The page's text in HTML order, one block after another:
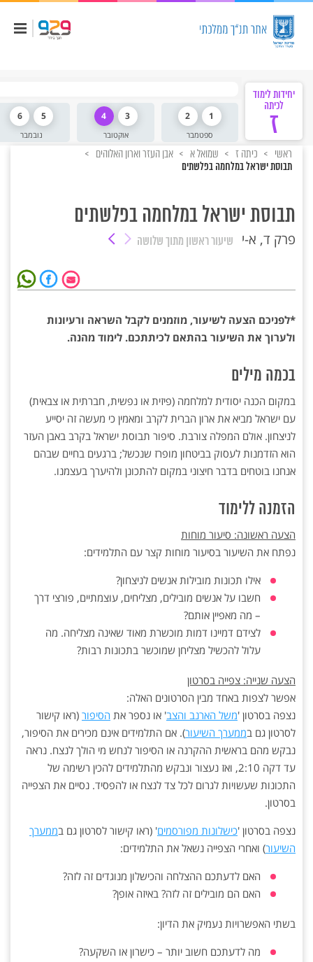
יחידות לימוד
לכיתה
ז ספטמבר
1
2
אוקטובר
3
4
נובמבר
5
6
ראשי כיתה ז שמואל א אבן העזר וארון האלוהים
תבוסת ישראל במלחמה בפלשתים
תבוסת ישראל במלחמה בפלשתים
פרק ד, א-י שיעור ראשון מתוך שלושה
*לפניכם הצעה לשיעור, מוזמנים לקבל השראה ורעיונות
ולערוך את השיעור בהתאם לכיתתכם. לימוד מהנה.
בכמה מילים
במקום הכנה יסודית למלחמה (פיזית או נפשית, חברתית או צבאית)
עם ישראל מביא את ארון הברית לקרב ומאמין כי מעשה זה יסייע
לניצחון. אולם המפלה צורבת. סיפור תבוסת ישראל בקרב באבן העזר
הוא הזדמנות לעסוק בביטחון מופרז שנכשל; ברגעים בחיים שבהם
אנחנו בוטחים בדבר חיצוני במקום להתכונן ולהיערך בעצמנו.
הזמנה ללימוד
הצעה ראשונה: סיעור מוחות
נפתח את השיעור בסיעור מוחות קצר עם התלמידים:
אילו תכונות מובילות אנשים לניצחון?
חשבו על אנשים מובילים, מצליחים, עוצמתיים, פורצי דרך
– מה מאפיין אותם?
לצידם דמיינו דמות מוכשרת מאוד שאינה מצליחה. מה
עלול להכשיל מצליחן שמוכשר בתכונות רבות?
הצעה שנייה: צפייה בסרטון
אפשר לצפות באחד מבין הסרטונים האלה:
נצפה בסרטון 'משל הארנב והצב' או נספר את הסיפור (ראו קישור
לסרטון גם בממערך השיעור). אם התלמידים אינם מכירים את הסיפור,
נבקש מהם בראשית ההקרנה או הסיפור לנחש מי הולך לנצח. נראה
עד דקה 2:10, ואז נעצור ונבקש מהתלמידים להכין רשימה של
התכונות שעשויות לגרום לכל צד לנצח או להפסיד. נסיים את הצפייה
בסרטון.
נצפה בסרטון 'כישלונות מפורסמים' (ראו קישור לסרטון גם בממערך
השיעור) ואחרי הצפייה נשאל את התלמידים:
האם לדעתכם ההצלחה והכישלון מנוגדים זה לזה?
האם הם מובילים זה לזה? באיזה אופן?
בשתי האפשרויות נעמיק את הדיון:
מה לדעתכם חשוב יותר – כישרון או השקעה?